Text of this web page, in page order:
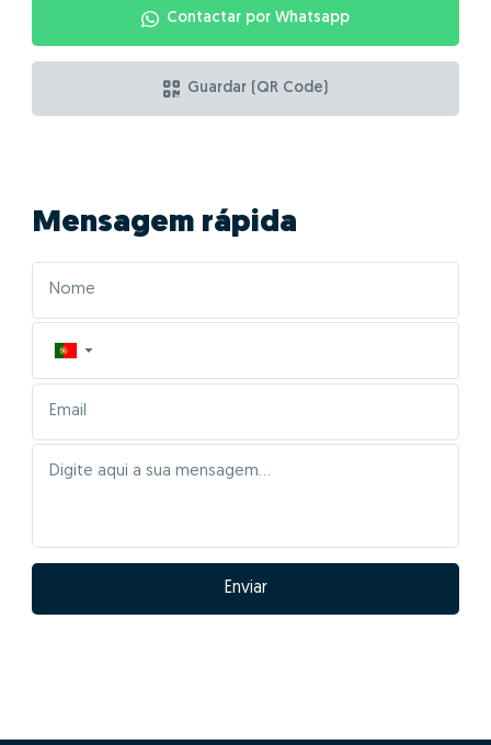
Contactar por Whatsapp
Guardar (QR Code)
Mensagem rápida
▼
Enviar